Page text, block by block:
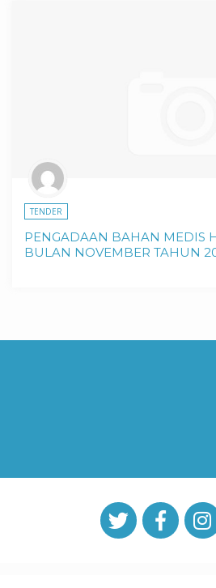
TENDER
PENGADAAN BAHAN MEDIS
BULAN NOVEMBER TAHUN